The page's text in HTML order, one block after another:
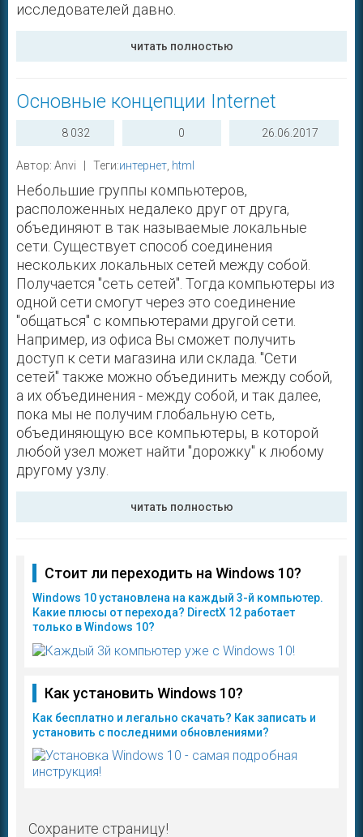
исследователей давно.
читать полностью
Основные концепции Internet
8 032 0 26.06.2017
Автор: Anvi | Теги:интернет html
Небольшие группы компьютеров,
расположенных недалеко друг от друга,
объединяют в так называемые локальные
сети. Cуществует способ соединения
нескольких локальных сетей между собой.
Получается "сеть сетей". Тогда компьютеры из
одной сети смогут через это соединение
"общаться" с компьютерами другой сети.
Например, из офиса Вы сможет получить
доступ к сети магазина или склада. "Сети
сетей" также можно объединить между собой,
а их объединения - между собой, и так далее,
пока мы не получим глобальную сеть,
объединяющую все компьютеры, в которой
любой узел может найти "дорожку" к любому
другому узлу.
читать полностью
Стоит ли переходить на Windows 10?
Windows 10 установлена на каждый 3-й компьютер.
Какие плюсы от перехода? DirectX 12 работает
только в Windows 10?
Как установить Windows 10?
Как бесплатно и легально скачать? Как записать и
установить с последними обновлениями?
Сохраните страницу!